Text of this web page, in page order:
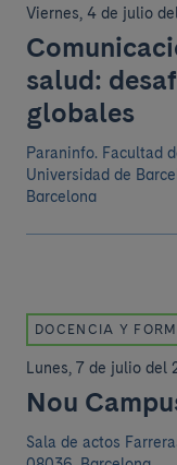
Viernes, 4 de julio
salud:
globales
Paraninfo. Facultad
Universidad de
Barcelona
DOCENCIA Y
Lunes, 7 de julio del
Nou
Sala de actos